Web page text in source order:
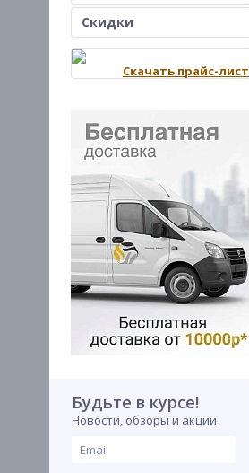
Скидки
Скачать прайс-лист
Будьте в курсе!
Новости, обзоры и акции